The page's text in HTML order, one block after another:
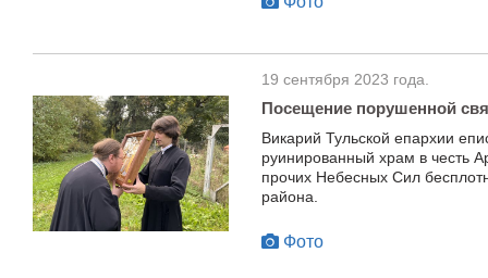
19 сентября 2023 года.
Посещение порушенной
Викарий Тульской епархии
руинированный храм в честь
прочих Небесных Сил
района.
Фото